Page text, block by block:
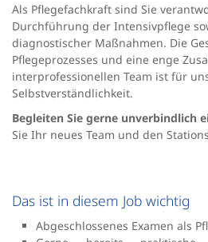
Als Pflegefachkraft sind Sie
Durchführung der Intensivpflege
diagnostischer Maßnahmen. Die
Pflegeprozesses und eine enge
interprofessionellen Team ist für
Selbstverständlichkeit.
Begleiten Sie gerne unverbindlich
Sie Ihr neues Team und den
Das ist in diesem Job wichtig
Abgeschlossenes Examen als